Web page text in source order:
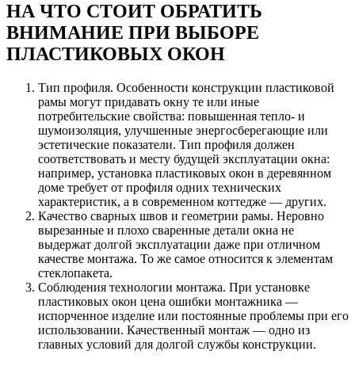
НА ЧТО СТОИТ ОБРАТИТЬ
ВНИМАНИЕ ПРИ ВЫБОРЕ
ПЛАСТИКОВЫХ ОКОН
Тип профиля. Особенности конструкции пластиковой
рамы могут придавать окну те или иные
потребительские свойства: повышенная тепло- и
шумоизоляция, улучшенные энергосберегающие или
эстетические показатели. Тип профиля должен
соответствовать и месту будущей эксплуатации окна:
например, установка пластиковых окон в деревянном
доме требует от профиля одних технических
характеристик, а в современном коттедже — других.
Качество сварных швов и геометрии рамы. Неровно
вырезанные и плохо сваренные детали окна не
выдержат долгой эксплуатации даже при отличном
качестве монтажа. То же самое относится к элементам
стеклопакета.
Соблюдения технологии монтажа. При установке
пластиковых окон цена ошибки монтажника —
испорченное изделие или постоянные проблемы при его
использовании. Качественный монтаж — одно из
главных условий для долгой службы конструкции.